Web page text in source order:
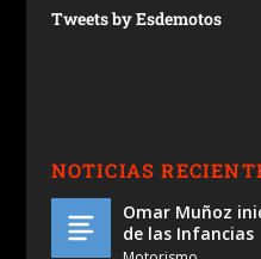
Tweets by Esdemotos
NOTICIAS
Omar Muñoz
de las Infancias